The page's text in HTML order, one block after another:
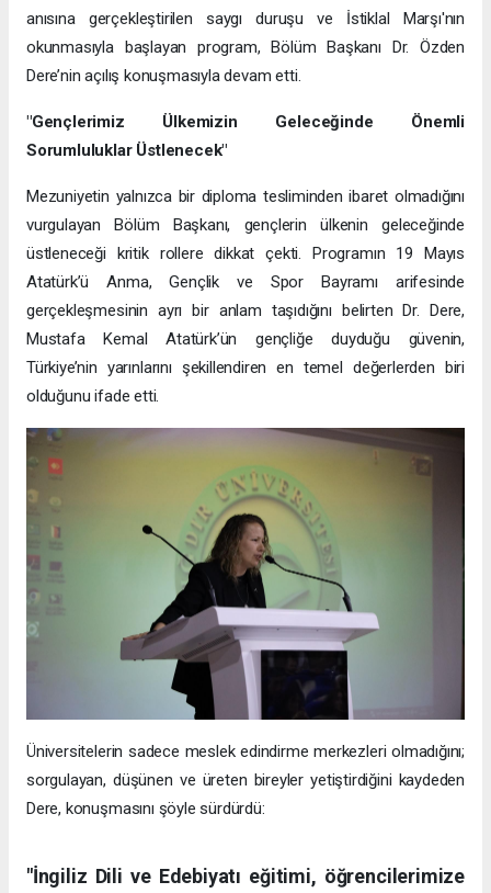
anısına gerçekleştirilen saygı duruşu ve İstiklal Marşı'nın
okunmasıyla başlayan program, Bölüm Başkanı Dr. Özden
Dere’nin açılış konuşmasıyla devam etti.
"Gençlerimiz Ülkemizin Geleceğinde Önemli
Sorumluluklar Üstlenecek"
Mezuniyetin yalnızca bir diploma tesliminden ibaret olmadığını
vurgulayan Bölüm Başkanı, gençlerin ülkenin geleceğinde
üstleneceği kritik rollere dikkat çekti. Programın 19 Mayıs
Atatürk’ü Anma, Gençlik ve Spor Bayramı arifesinde
gerçekleşmesinin ayrı bir anlam taşıdığını belirten Dr. Dere,
Mustafa Kemal Atatürk’ün gençliğe duyduğu güvenin,
Türkiye’nin yarınlarını şekillendiren en temel değerlerden biri
olduğunu ifade etti.
Üniversitelerin sadece meslek edindirme merkezleri olmadığını;
sorgulayan, düşünen ve üreten bireyler yetiştirdiğini kaydeden
Dere, konuşmasını şöyle sürdürdü:
"İngiliz Dili ve Edebiyatı eğitimi, öğrencilerimize